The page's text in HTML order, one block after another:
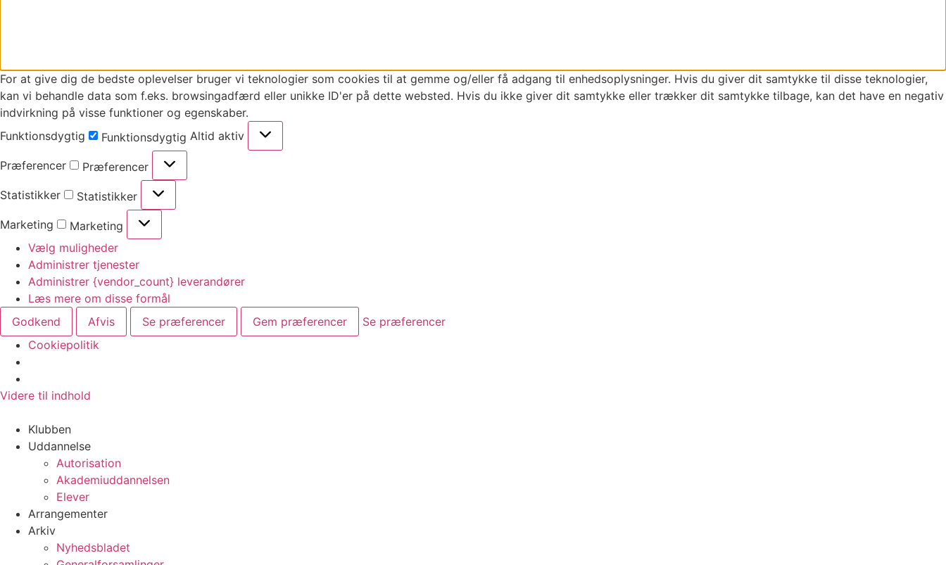
For at give dig de bedste oplevelser bruger vi teknologier som cookies til at gemme og/eller få adgang til enhedsoplysninger. Hvis du giver dit samtykke til disse teknologier,
kan vi behandle data som f.eks. browsingadfærd eller unikke ID'er på dette websted. Hvis du ikke giver dit samtykke eller trækker dit samtykke tilbage, kan det have en negativ
indvirkning på visse funktioner og egenskaber.
Funktionsdygtig
Funktionsdygtig Altid aktiv
Præferencer Præferencer
Statistikker Statistikker
Marketing
Marketing
Vælg muligheder
Administrer tjenester
Administrer {vendor_count} leverandører
Læs mere om disse formål
Godkend
Afvis Se præferencer Gem præferencer
Se præferencer
Cookiepolitik
Videre til indhold
Klubben
Uddannelse
Autorisation
Akademiuddannelsen
Elever
Arrangementer
Arkiv
Nyhedsbladet